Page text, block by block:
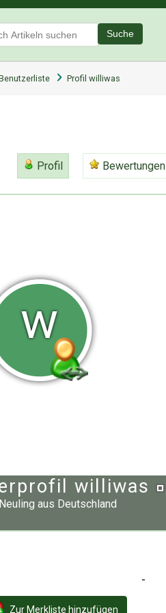
Suche
Profil williwas
Profil Bewertungen
w
williwas
aus Deutschland
-
Zur Merkliste hinzufügen